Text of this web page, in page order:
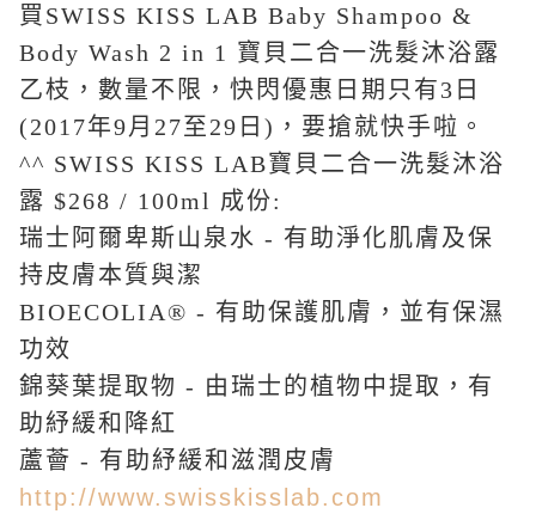
買SWISS KISS LAB Baby Shampoo &
Body Wash 2 in 1 寶貝二合一洗髮沐浴露
乙枝，數量不限，快閃優惠日期只有3日
(2017年9月27至29日)，要搶就快手啦。
^^ SWISS KISS LAB寶貝二合一洗髮沐浴
露 $268 / 100ml 成份:
瑞士阿爾卑斯山泉水 - 有助淨化肌膚及保
持皮膚本質與潔
BIOECOLIA® - 有助保護肌膚，並有保濕
功效
錦葵葉提取物 - 由瑞士的植物中提取，有
助紓緩和降紅
蘆薈 - 有助紓緩和滋潤皮膚
http://www.swisskisslab.com